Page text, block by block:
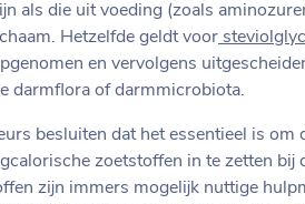
als die uit voeding (zoals
Hetzelfde geldt voor
en vervolgens
darmflora of darmmicrobiota.
besluiten dat het essentieel is
zoetstoffen in te zetten bij
zijn immers mogelijk nuttige